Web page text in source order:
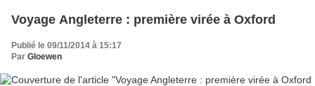
Voyage Angleterre : première virée à Oxford
Publié le 09/11/2014 à 15:17
Par Gloewen